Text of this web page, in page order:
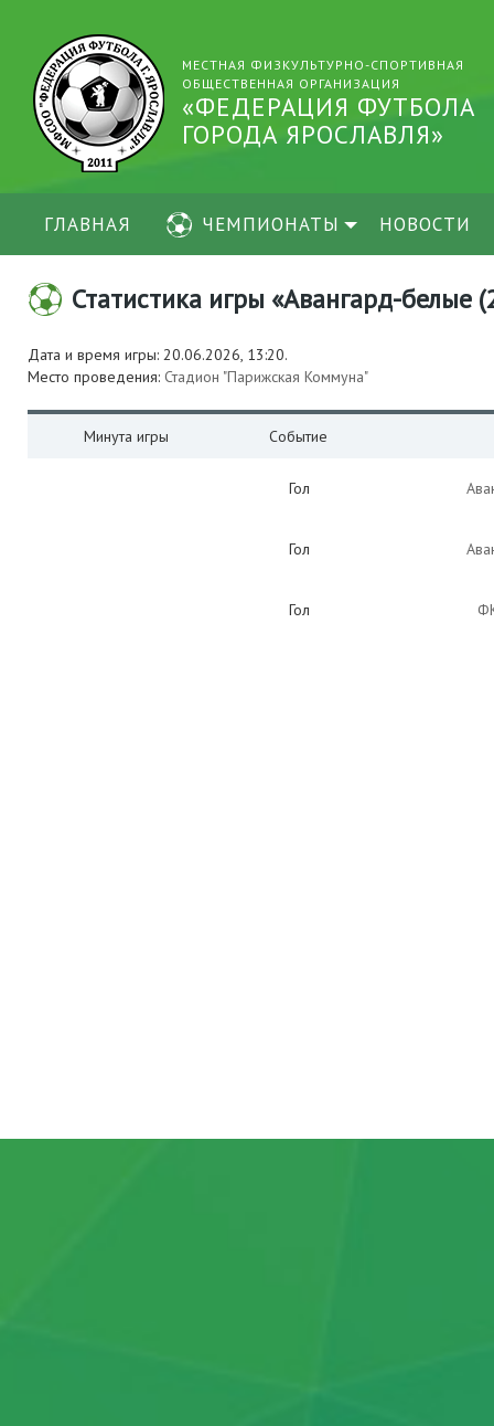
МЕСТНАЯ ФИЗКУЛЬТУРНО-СПОРТИВНАЯ
ОБЩЕСТВЕННАЯ ОРГАНИЗАЦИЯ
«ФЕДЕРАЦИЯ ФУТБОЛА
ГОРОДА ЯРОСЛАВЛЯ»
ГЛАВНАЯ ЧЕМПИОНАТЫ НОВОСТИ
Статистика игры «Авангард-белые
Дата и время игры: 20.06.2026, 13:20.
Место проведения: Стадион "Парижская Коммуна"
Минута игры Событие
Гол
Гол
Гол